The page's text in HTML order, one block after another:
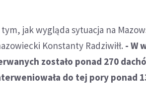
tym, jak wygląda sytuacja na
Konstanty Radziwiłł. - W
zostało ponad 270
do tej pory ponad